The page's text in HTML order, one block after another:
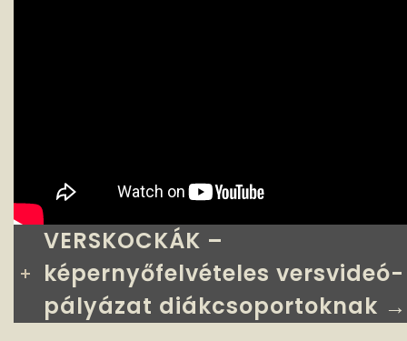
VERSKOCKÁK –
képernyőfelvételes versvideó-
pályázat diákcsoportoknak →